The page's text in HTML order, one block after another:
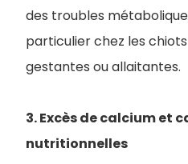
des troubles
particulier chez les
gestantes ou allaitantes.
3. Excès de calcium et
nutritionnelles